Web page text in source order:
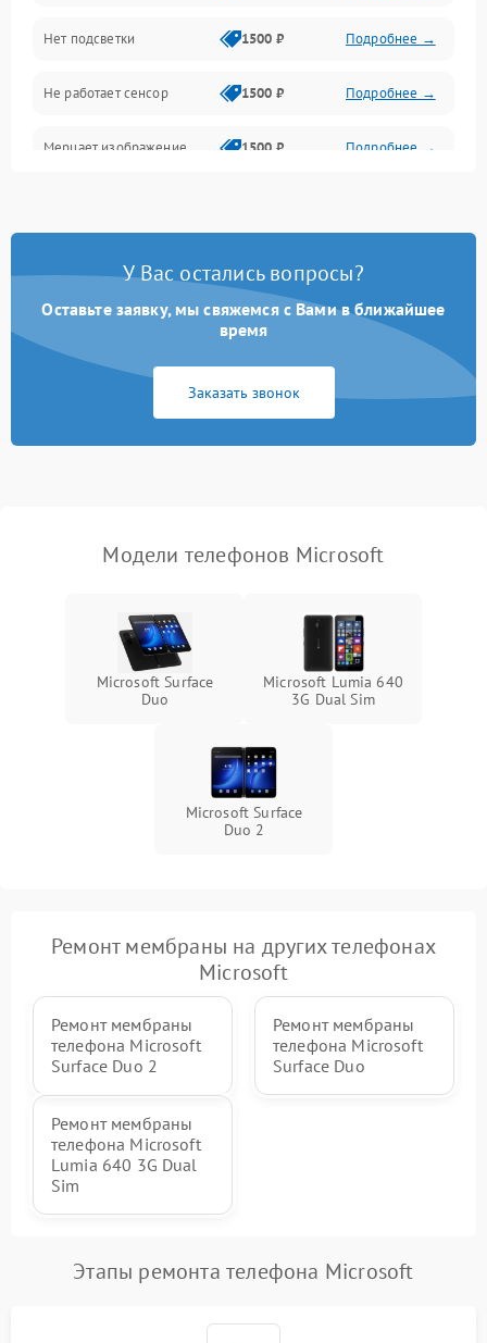
Проблемы с работой системы, корпусом и другие
Нет подсветки 1500 ₽ Подробнее →
Не работает сенсор 1500 ₽ Подробнее →
Мерцает изображение 1500 ₽ Подробнее →
У Вас остались вопросы?
Оставьте заявку, мы свяжемся с Вами в ближайшее
время
Заказать звонок
Модели телефонов Microsoft
Microsoft Surface
Duo
Microsoft Lumia 640
3G Dual Sim
Microsoft Surface
Duo 2
Ремонт мембраны на других телефонах
Microsoft
Ремонт мембраны
телефона Microsoft
Surface Duo 2
Ремонт мембраны
телефона Microsoft
Surface Duo
Ремонт мембраны
телефона Microsoft
Lumia 640 3G Dual
Sim
Этапы ремонта телефона Microsoft